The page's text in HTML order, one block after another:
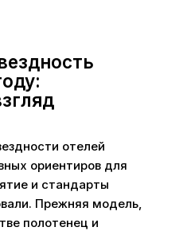
отелей
ориентиров для
и стандарты
Прежняя модель,
полотенец и